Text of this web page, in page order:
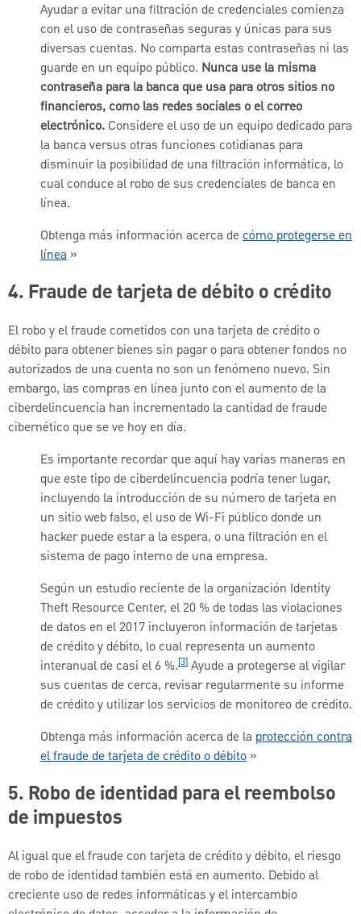
Ayudar a evitar una filtración de credenciales comienza
con el uso de contraseñas seguras y únicas para sus
diversas cuentas. No comparta estas contraseñas ni las
guarde en un equipo público. Nunca use la misma
contraseña para la banca que usa para otros sitios no
financieros, como las redes sociales o el correo
electrónico. Considere el uso de un equipo dedicado para
la banca versus otras funciones cotidianas para
disminuir la posibilidad de una filtración informática, lo
cual conduce al robo de sus credenciales de banca en
línea.
Obtenga más información acerca decómo protegerse en
línea »
4. Fraude de tarjeta de débito o crédito
El robo y el fraude cometidos con una tarjeta de crédito o
débito para obtener bienes sin pagar o para obtener fondos no
autorizados de una cuenta no son un fenómeno nuevo. Sin
embargo, las compras en línea junto con el aumento de la
ciberdelincuencia han incrementado la cantidad de fraude
cibernético que se ve hoy en día.
Es importante recordar que aquí hay varias maneras en
que este tipo de ciberdelincuencia podría tener lugar,
incluyendo la introducción de su número de tarjeta en
un sitio web falso, el uso de Wi-Fi público donde un
hacker puede estar a la espera, o una filtración en el
sistema de pago interno de una empresa.
Según un estudio reciente de la organización Identity
Theft Resource Center, el 20 % de todas las violaciones
de datos en el 2017 incluyeron información de tarjetas
de crédito y débito, lo cual representa un aumento
interanual de casi el 6 %.[3] Ayude a protegerse al vigilar
sus cuentas de cerca, revisar regularmente su informe
de crédito y utilizar los servicios de monitoreo de crédito.
Obtenga más información acerca de la protección contra
el fraude de tarjeta de crédito o débito »
5. Robo de identidad para el reembolso
de impuestos
Al igual que el fraude con tarjeta de crédito y débito, el riesgo
de robo de identidad también está en aumento. Debido al
creciente uso de redes informáticas y el intercambio